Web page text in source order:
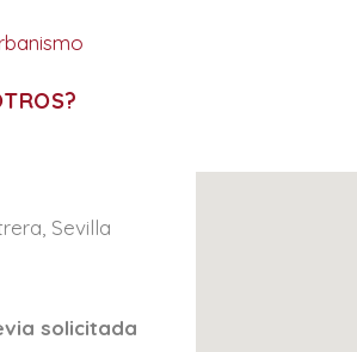
Sevilla
solicitada